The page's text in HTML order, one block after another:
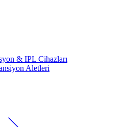
& IPL Cihazları
Aletleri